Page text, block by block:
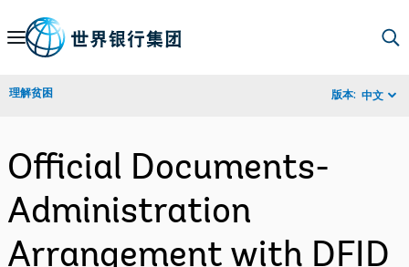
Skip
Navigation
理解贫困 版本: 中文
Official Documents-
Administration
Arrangement with DFID